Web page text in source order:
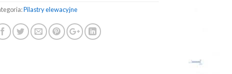
Pilastry elewacyjne